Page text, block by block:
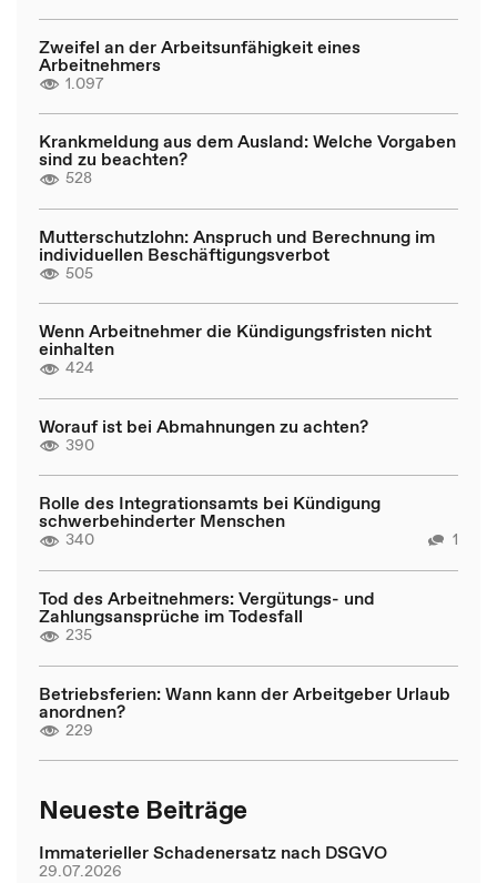
Zweifel an der Arbeitsunfähigkeit eines
Arbeitnehmers
1.097
Krankmeldung aus dem Ausland: Welche Vorgaben
sind zu beachten?
528
Mutterschutzlohn: Anspruch und Berechnung im
individuellen Beschäftigungsverbot
505
Wenn Arbeitnehmer die Kündigungsfristen nicht
einhalten
424
Worauf ist bei Abmahnungen zu achten?
390
Rolle des Integrationsamts bei Kündigung
schwerbehinderter Menschen
340 1
Tod des Arbeitnehmers: Vergütungs- und
Zahlungsansprüche im Todesfall
235
Betriebsferien: Wann kann der Arbeitgeber Urlaub
anordnen?
229
Neueste Beiträge
Immaterieller Schadenersatz nach DSGVO
29.07.2026